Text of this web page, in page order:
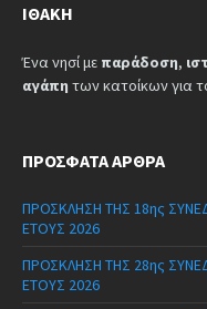
ΙΘΆΚΗ
Ένα νησί με παράδοση,
αγάπη των κατοίκων για
ΠΡΌΣΦΑΤΑ ΆΡΘΡΑ
ΠΡΟΣΚΛΗΣΗ ΤΗΣ 18ης
ΕΤΟΥΣ 2026
ΠΡΟΣΚΛΗΣΗ ΤΗΣ 28ης
ΕΤΟΥΣ 2026